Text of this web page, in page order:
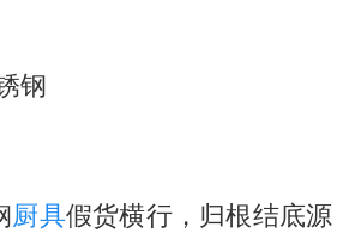
钢
厨具假货横行，归根结底源